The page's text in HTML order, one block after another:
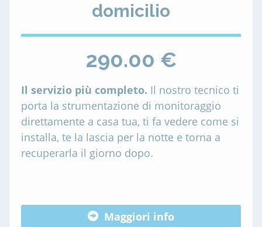
domicilio
290.00 €
Il servizio più completo. Il nostro tecnico ti
porta la strumentazione di monitoraggio
direttamente a casa tua, ti fa vedere come si
installa, te la lascia per la notte e torna a
recuperarla il giorno dopo.
Maggiori info